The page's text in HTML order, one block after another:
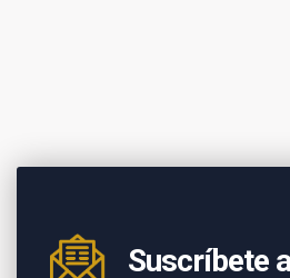
Suscríbete